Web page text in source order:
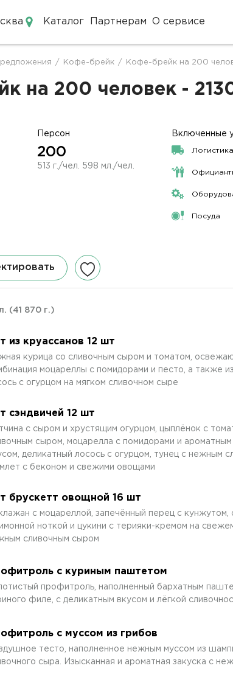
Каталог Партнерам О сервисе
/ Кофе-брейк / Кофе-брейк на 200
на 200 человек -
Персон
200
513 г./чел. 598 мл./чел.
Включенные
Логистика
Посуда
(41 870 г.)
из круассанов 12 шт
курица со сливочным сыром и томатом,
моцареллы с помидорами и песто, а также
с огурцом на мягком сливочном сыре
сэндвичей 12 шт
с сыром и хрустящим огурцом, цыплёнок с
сыром, моцарелла с помидорами и ароматным
деликатный лосось с огурцом, тунец с нежным
с беконом и свежими овощами
брускетт овощной 16 шт
с моцареллой, запечённый перец с кунжутом,
ноткой и цукини с терияки-кремом на
сливочным сыром
с куриным паштетом
профитроль, наполненный бархатным
филе, с деликатным вкусом и лёгкой
с муссом из грибов
тесто, наполненное нежным муссом из
сыра. Изысканная и ароматная закуска с